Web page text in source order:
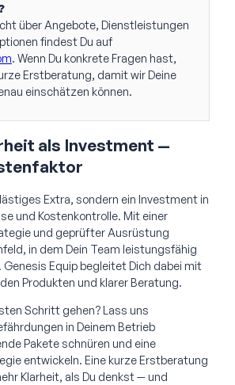
über Angebote, Dienstleistungen
findest Du auf
. Wenn Du konkrete Fragen hast,
Erstberatung, damit wir Deine
einschätzen können.
als Investment —
Extra, sondern ein Investment in
und Kostenkontrolle. Mit einer
und geprüfter Ausrüstung
in dem Dein Team leistungsfähig
Equip begleitet Dich dabei mit
Produkten und klarer Beratung.
Schritt gehen? Lass uns
in Deinem Betrieb
Pakete schnüren und eine
entwickeln. Eine kurze Erstberatung
Klarheit, als Du denkst — und